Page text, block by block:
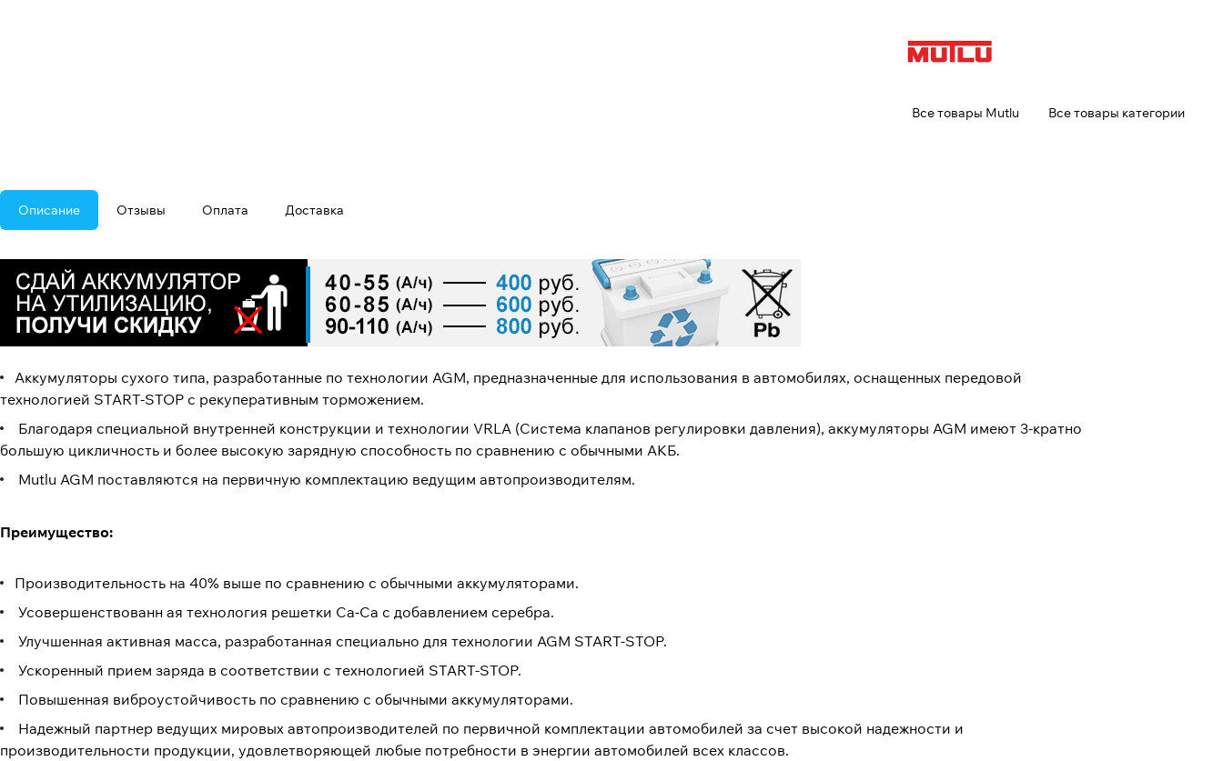
Все товары Mutlu Все товары категории
Описание Отзывы Оплата Доставка
Аккумуляторы сухого типа, разработанные по технологии AGM, предназначенные для использования в автомобилях, оснащенных передовой
технологией START-STOP с рекуперативным торможением.
Благодаря специальной внутренней конструкции и технологии VRLA (Система клапанов регулировки давления), аккумуляторы AGM имеют 3-кратно
большую цикличность и более высокую зарядную способность по сравнению с обычными АКБ.
Mutlu AGM поставляются на первичную комплектацию ведущим автопроизводителям.
Преимущество:
Производительность на 40% выше по сравнению с обычными аккумуляторами.
Усовершенствованн ая технология решетки Ca-Ca с добавлением серебра.
Улучшенная активная масса, разработанная специально для технологии AGM START-STOP.
Ускоренный прием заряда в соответствии с технологией START-STOP.
Повышенная виброустойчивость по сравнению с обычными аккумуляторами.
Надежный партнер ведущих мировых автопроизводителей по первичной комплектации автомобилей за счет высокой надежности и
производительности продукции, удовлетворяющей любые потребности в энергии автомобилей всех классов.